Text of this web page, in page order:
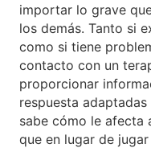
importar lo grave
los demás. Tanto si
como si tiene
contacto con un
proporcionar
respuesta
sabe cómo le afecta
que en lugar de